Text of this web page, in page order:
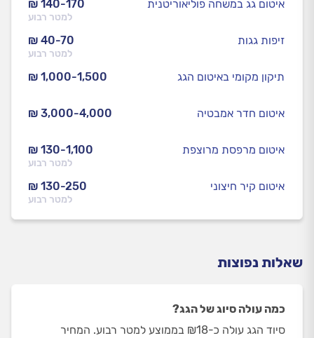
₪ 140-170
למטר רבוע
איטום גג במשחה פוליאוריטנית
₪ 40-70
למטר רבוע
זיפות גגות
₪ 1,000-1,500 תיקון מקומי באיטום הגג
₪ 3,000-4,000 איטום חדר אמבטיה
₪ 130-1,100
למטר רבוע
איטום מרפסת מרוצפת
₪ 130-250
למטר רבוע
איטום קיר חיצוני
שאלות נפוצות
כמה עולה סיוג של הגג?
סיוד הגג עולה כ-₪18 בממוצע למטר רבוע. המחיר